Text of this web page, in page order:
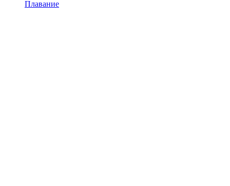
Плавание